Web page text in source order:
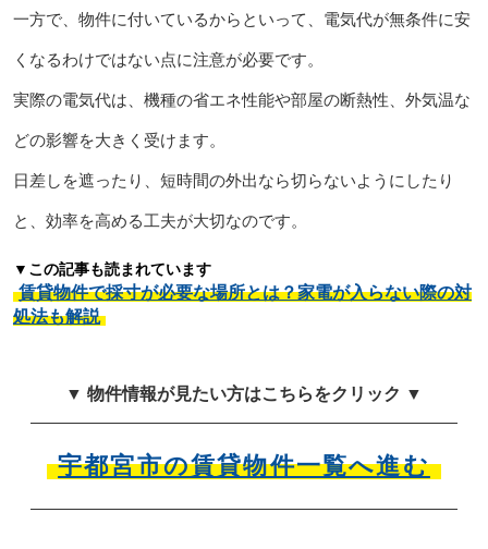
一方で、物件に付いているからといって、電気代が無条件に安
くなるわけではない点に注意が必要です。
実際の電気代は、機種の省エネ性能や部屋の断熱性、外気温な
どの影響を大きく受けます。
日差しを遮ったり、短時間の外出なら切らないようにしたり
と、効率を高める工夫が大切なのです。
▼この記事も読まれています
賃貸物件で採寸が必要な場所とは？家電が入らない際の対
処法も解説
▼ 物件情報が見たい方はこちらをクリック ▼
宇都宮市の賃貸物件一覧へ進む